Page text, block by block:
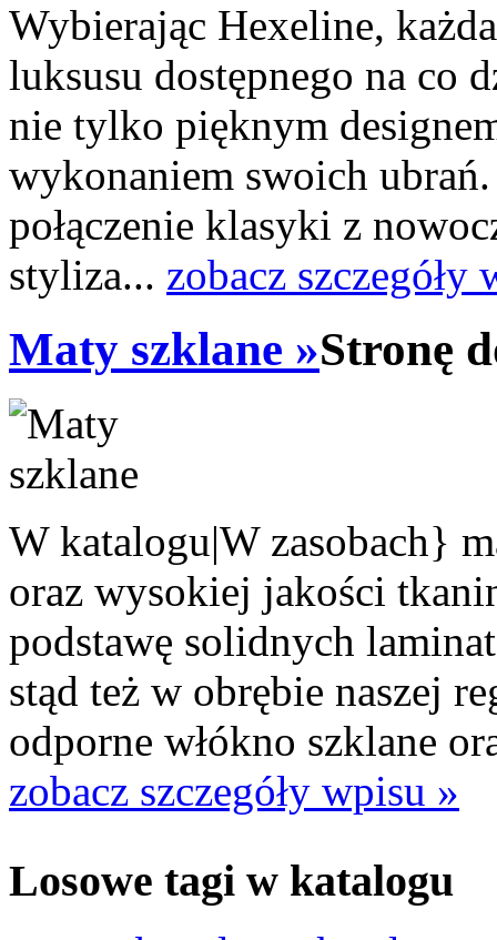
Wybierając Hexeline,
luksusu dostępnego na co
nie tylko pięknym
wykonaniem swoich
połączenie klasyki z
styliza... zobacz szczegóły
Maty szklane »Stronę
W katalogu|W zasobach}
oraz wysokiej jakości
podstawę solidnych
stąd też w obrębie naszej
odporne włókno szklane
zobacz szczegóły wpisu »
Losowe tagi w katalogu